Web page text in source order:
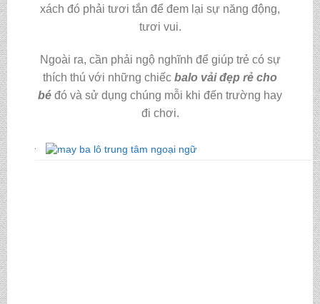
xách đó phải tươi tắn để đem lại sự năng động,
tươi vui.
Ngoài ra, cần phải ngộ nghĩnh để giúp trẻ có sự
thích thú với những chiếc balo vải đẹp rẻ cho
bé đó và sử dụng chúng mỗi khi đến trường hay
đi chơi.